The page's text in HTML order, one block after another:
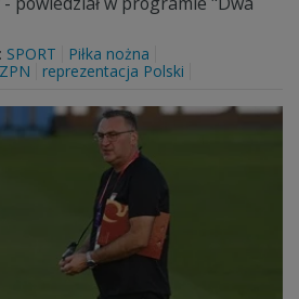
SPORT
Piłka nożna
reprezentacja Polski